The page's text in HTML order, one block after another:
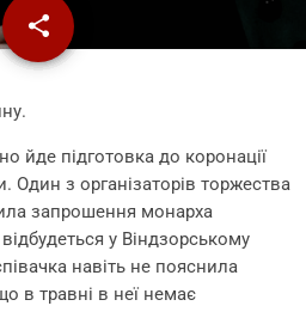
share
email
йде підготовка до коронації
Один з організаторів торжества
запрошення монарха
у Віндзорському
навіть не пояснила
в травні в неї немає